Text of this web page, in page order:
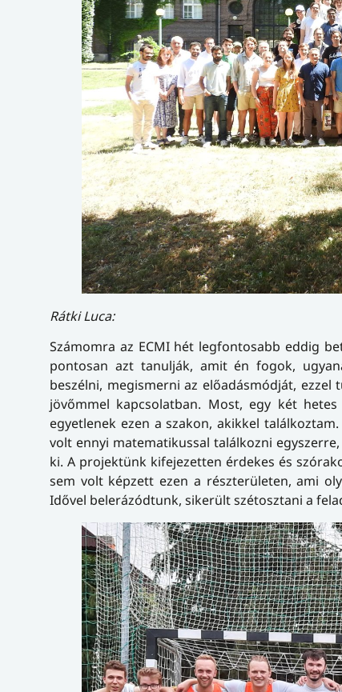
Rátki Luca:
Számomra az ECMI hét legfontosabb eddig
pontosan azt tanulják, amit én fogok,
beszélni, megismerni az előadásmódját,
jövőmmel kapcsolatban. Most, egy két
egyetlenek ezen a szakon, akikkel
volt ennyi matematikussal találkozni
ki. A projektünk kifejezetten érdekes és
sem volt képzett ezen a részterületen, ami
Idővel belerázódtunk, sikerült szétosztani a